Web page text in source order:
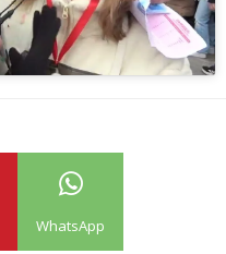
WhatsApp